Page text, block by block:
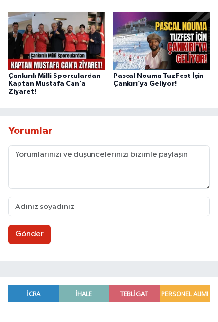
Çankırılı Milli Sporculardan
Kaptan Mustafa Can’a
Ziyaret!
Pascal Nouma TuzFest İçin
Çankırı’ya Geliyor!
Yorumlar
Gönder